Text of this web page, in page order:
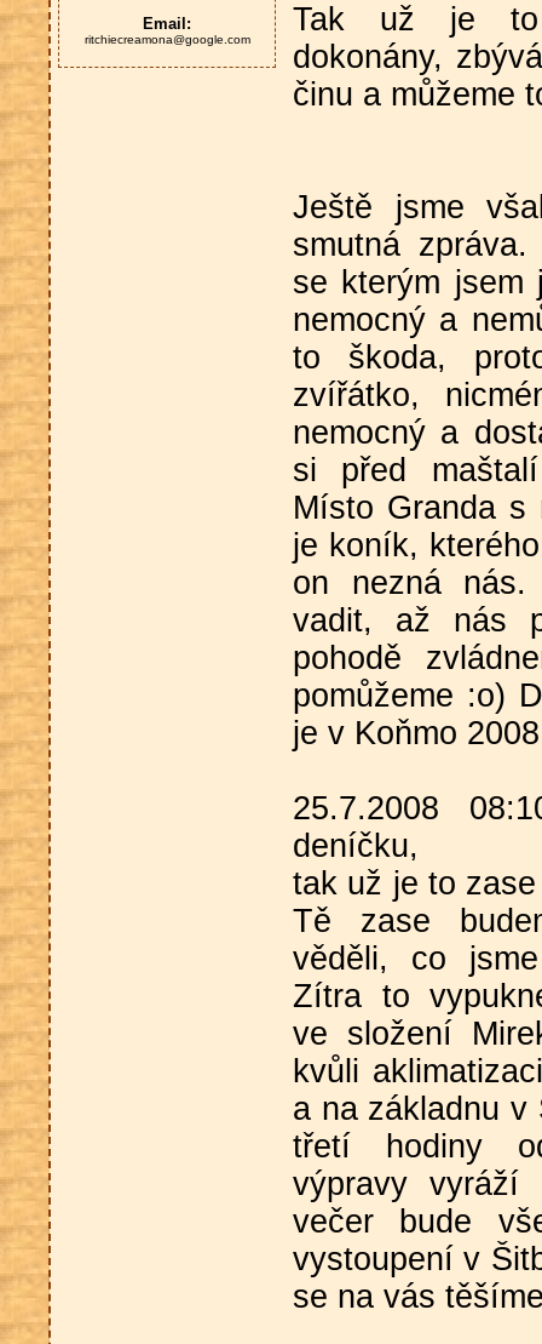
Email:
ritchiecreamona@google.com
Tak už je to
dokonány,
činu a můžeme
Ještě jsme
smutná
se kterým jsem
nemocný a
to škoda,
zvířátko,
nemocný a
si před
Místo Granda s
je koník,
on nezná nás.
vadit, až nás
pohodě
pomůžeme :o)
je v Koňmo
25.7.2008
deníčku,
tak už je to
Tě zase
věděli, co
Zítra to
ve složení
kvůli
a na základnu v
třetí hodiny
výpravy vyráží
večer bude
vystoupení v
se na vás